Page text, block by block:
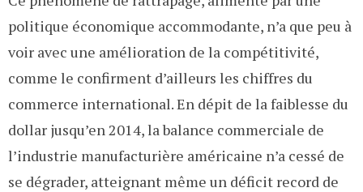
politique économique accommodante, n’a que peu à
voir avec une amélioration de la compétitivité,
comme le confirment d’ailleurs les chiffres du
commerce international. En dépit de la faiblesse du
dollar jusqu’en 2014, la balance commerciale de
l’industrie manufacturière américaine n’a cessé de
se dégrader, atteignant même un déficit record de